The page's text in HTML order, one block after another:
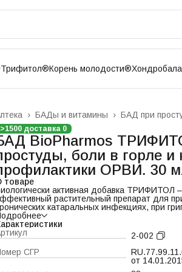
Трифитол®Корень молодости®
БАД при
БАДы и витамины ›
›
›
>1500 доставка 0
BioPharmos
боли в горле и
ОРВИ. 30
товаре
активная добавка ТРИФИТОЛ
растительный препарат для
катаральных инфекциях, при
при простуде и гриппе оказывает
противовоспалительное и
действие. Идеально
организме для профилактики
Противовирусный препарат применяется при
2-002
СГР
от